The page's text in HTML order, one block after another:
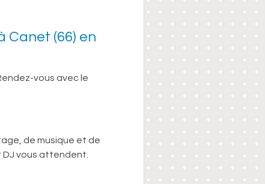
Canet (66) en
vous avec le
de musique et de
DJ vous attendent.